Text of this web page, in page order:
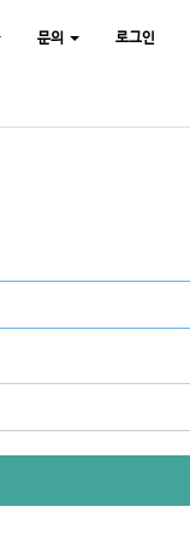
문의 로그인